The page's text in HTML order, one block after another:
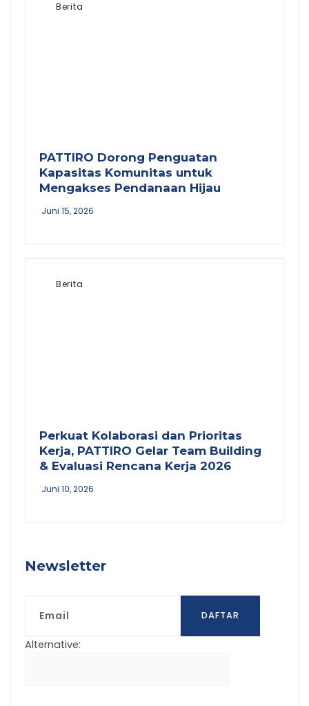
PATTIRO Dorong Penguatan
Kapasitas Komunitas untuk
Mengakses Pendanaan Hijau
Juni 15, 2026
Berita
Perkuat Kolaborasi dan Prioritas
Kerja, PATTIRO Gelar Team Building
& Evaluasi Rencana Kerja 2026
Juni 10, 2026
Berita
Newsletter
DAFTAR
Alternative: